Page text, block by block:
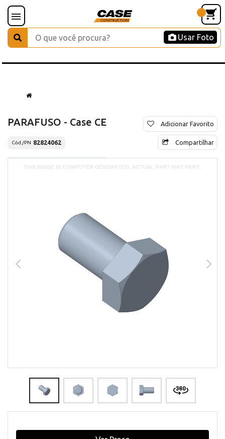
Usar Foto
PARAFUSO - Case CE
Cód./PN 82824062
Adicionar Favorito
Compartilhar